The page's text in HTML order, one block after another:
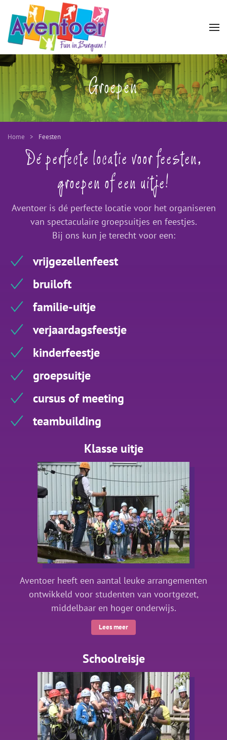
Groepen
Home Feesten
Dé perfecte locatie voor feesten,
groepen of een uitje!
Aventoer is dé perfecte locatie voor het organiseren
van spectaculaire groepsuitjes en feestjes.
Bij ons kun je terecht voor een:
vrijgezellenfeest
bruiloft
familie-uitje
verjaardagsfeestje
kinderfeestje
groepsuitje
cursus of meeting
teambuilding
Klasse uitje
Aventoer heeft een aantal leuke arrangementen
ontwikkeld voor studenten van voortgezet,
middelbaar en hoger onderwijs.
Lees meer
Schoolreisje